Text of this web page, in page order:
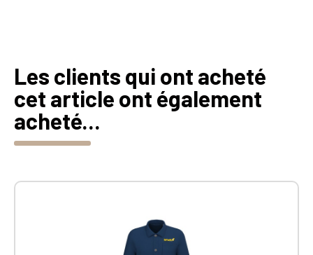
Les clients qui ont acheté
cet article ont également
acheté...